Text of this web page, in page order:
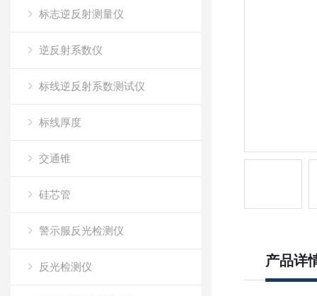
标志逆反射测量仪
逆反射系数仪
标线逆反射系数测试仪
标线厚度
交通锥
硅芯管
警示服反光检测仪
反光检测仪 产品详